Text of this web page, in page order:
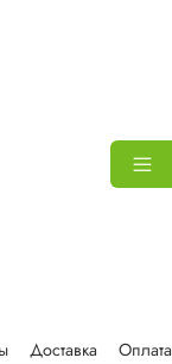
Доставка Оплата